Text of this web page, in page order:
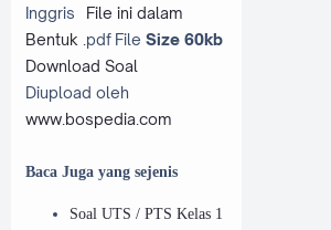
Inggris
File ini dalam
Bentuk . pdf File Size 60kb
Download Soal
Diupload oleh
www.bospedia.com
Baca Juga yang sejenis
Soal UTS / PTS Kelas 1